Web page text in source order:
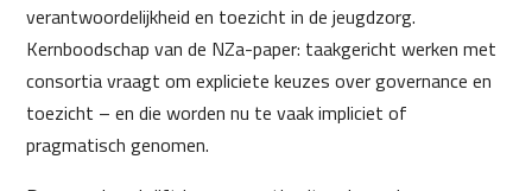
verantwoordelijkheid en toezicht in de jeugdzorg.
Kernboodschap van de NZa-paper: taakgericht werken met
consortia vraagt om expliciete keuzes over governance en
toezicht – en die worden nu te vaak impliciet of
pragmatisch genomen.